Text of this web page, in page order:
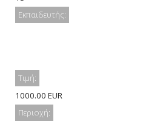
Εκπαιδευτής:
Τιμή:
1000.00 EUR
Περιοχή: